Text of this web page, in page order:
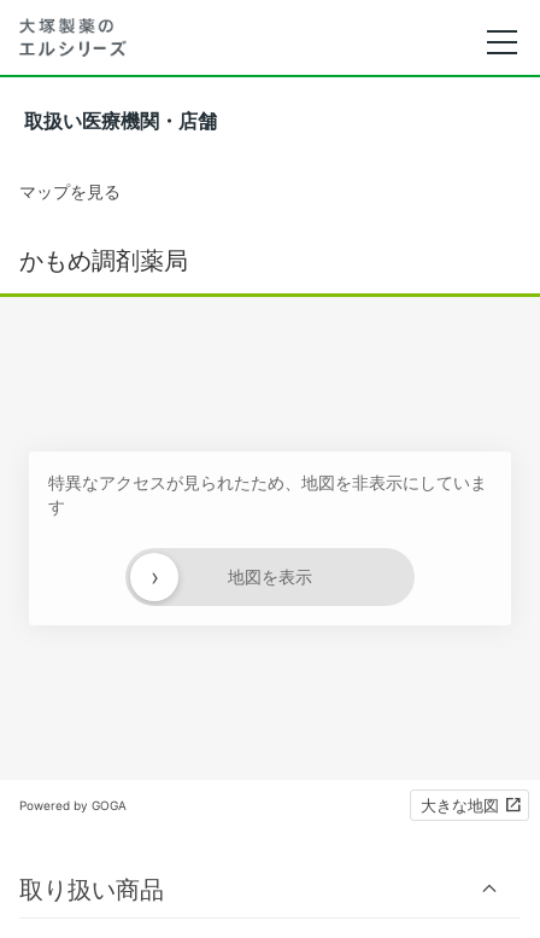
取扱い医療機関・店舗
マップを見る
かもめ調剤薬局
特異なアクセスが見られたため、地図を非表示にしていま
す
地図を表示
›
Powered by GOGA 大きな地図
取り扱い商品